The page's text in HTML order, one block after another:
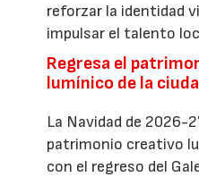
reforzar la identidad
impulsar el talento
Regresa el
lumínico de la
La Navidad de 2026-
patrimonio creativo
con el regreso del